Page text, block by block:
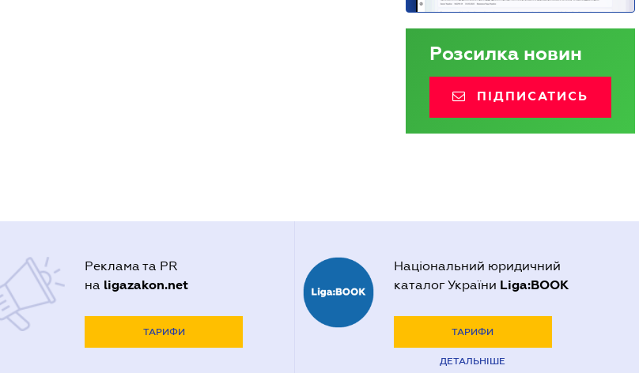
Розсилка новин
ПІДПИСАТИСЬ
Реклама та PR
на ligazakon.net
ТАРИФИ
Національний юридичний
каталог України Liga:BOOK
ТАРИФИ
ДЕТАЛЬНІШЕ